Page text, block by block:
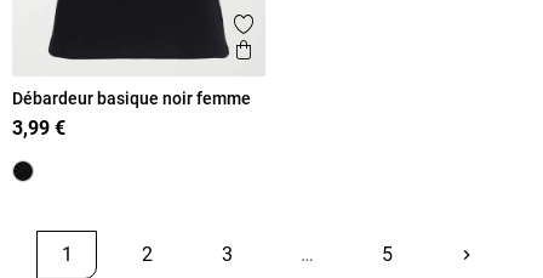
Ajouter aux favoris
Aperçu rapide
Débardeur basique noir femme
3,99 €
1 2 3 … 5 keyboard_arrow_rightSuivant